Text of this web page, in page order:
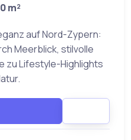
m²
auf Nord-Zypern:
Meerblick, stilvolle
zu Lifestyle-Highlights